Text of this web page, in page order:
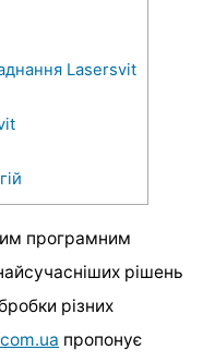
Lasersvit
програмним
рішень
різних
пропонує